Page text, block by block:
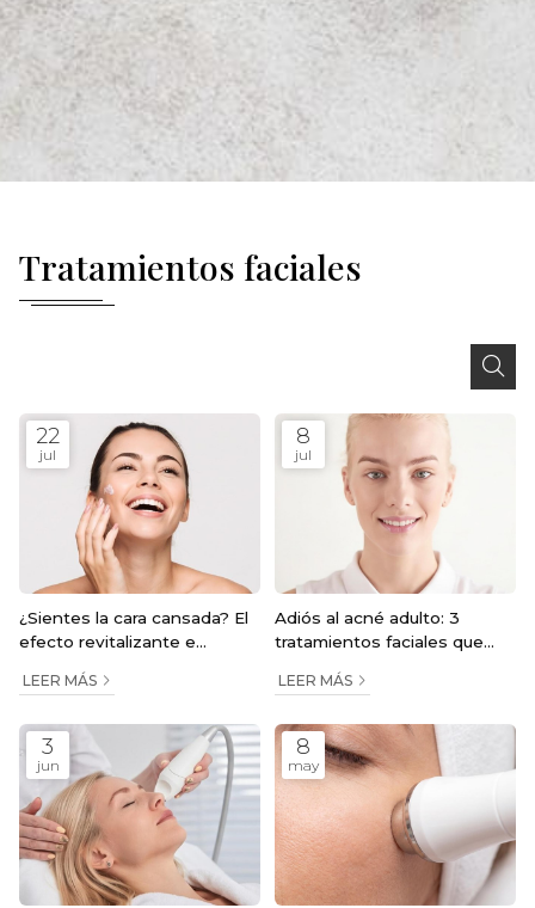
Tratamientos faciales
22
jul
¿Sientes la cara cansada? El
efecto revitalizante e
LEER MÁS
8
jul
Adiós al acné adulto: 3
tratamientos faciales que
LEER MÁS
3
jun
8
may